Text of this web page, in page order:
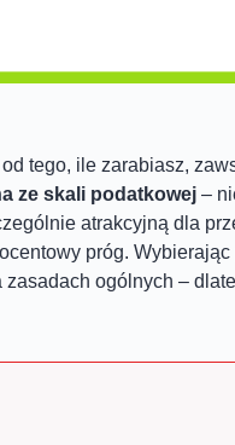
tego, ile zarabiasz,
ze skali podatkowej –
atrakcyjną dla
próg.
ogólnych –